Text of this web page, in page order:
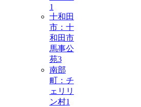
1
十和田
市：十
和田市
馬事公
苑3
南部
町：チ
ェリリ
ン村1